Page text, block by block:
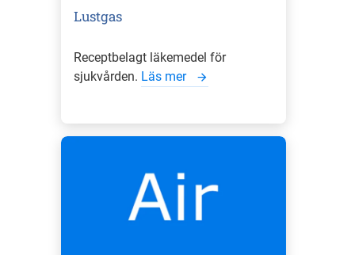
Lustgas
Receptbelagt läkemedel för
sjukvården. Läs mer